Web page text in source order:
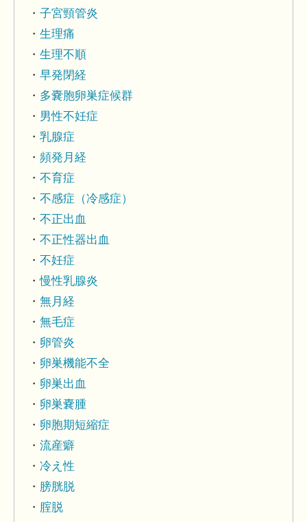
子宮頸管炎
生理痛
生理不順
早発閉経
多嚢胞卵巣症候群
男性不妊症
乳腺症
頻発月経
不育症
不感症（冷感症）
不正出血
不正性器出血
不妊症
慢性乳腺炎
無月経
無毛症
卵管炎
卵巣機能不全
卵巣出血
卵巣嚢腫
卵胞期短縮症
流産癖
冷え性
膀胱脱
腟脱